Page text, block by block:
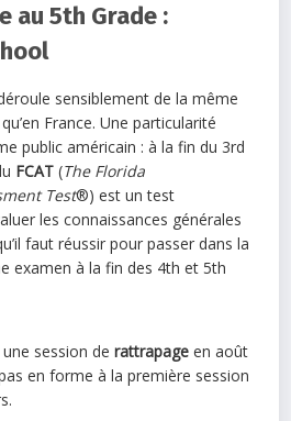
au 5th Grade :
sensiblement de la même
France. Une particularité
public américain : à la fin du 3rd
FCAT (The Florida
Test®) est un test
les connaissances générales
faut réussir pour passer dans la
examen à la fin des 4th et 5th
une session derattrapage en août
en forme à la première session